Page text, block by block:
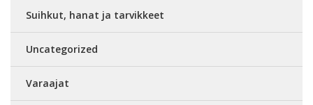
Suihkut, hanat ja tarvikkeet
Uncategorized
Varaajat